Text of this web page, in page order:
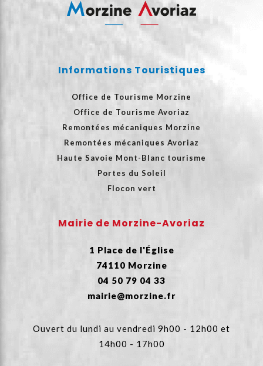
Informations Touristiques
Office de Tourisme Morzine
Office de Tourisme Avoriaz
Remontées mécaniques Morzine
Remontées mécaniques Avoriaz
Haute Savoie Mont-Blanc tourisme
Portes du Soleil
Flocon vert
Mairie de Morzine-Avoriaz
1 Place de l'Église
74110 Morzine
04 50 79 04 33
mairie@morzine.fr
Ouvert du lundi au vendredi 9h00 - 12h00 et
14h00 - 17h00